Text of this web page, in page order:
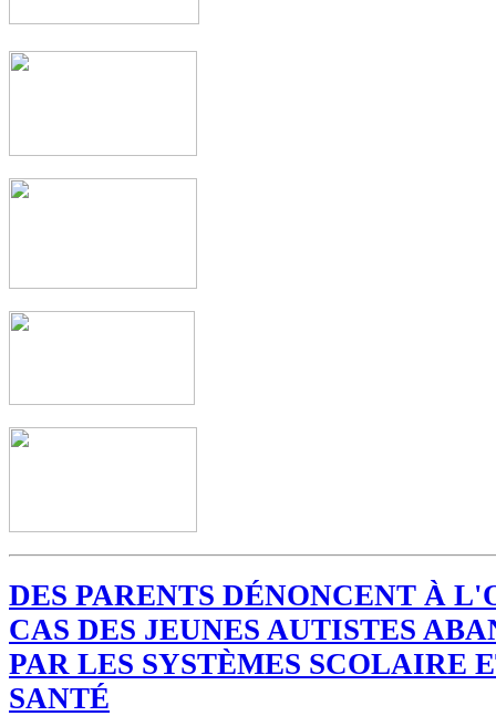
DES PARENTS DÉNONCENT À
CAS DES JEUNES AUTISTES
PAR LES SYSTÈMES SCOLAIRE
SANTÉ